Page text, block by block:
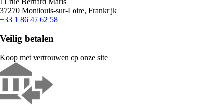
11 rue Bernard Maris
37270 Montlouis-sur-Loire, Frankrijk
+33 1 86 47 62 58
Veilig betalen
Koop met vertrouwen op onze site